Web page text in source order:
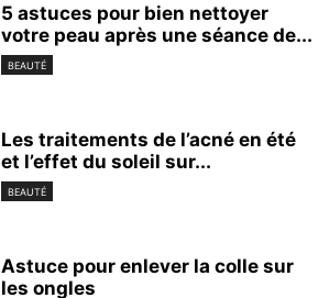
5 astuces pour bien nettoyer
votre peau après une séance de...
BEAUTÉ
Les traitements de l’acné en été
et l’effet du soleil sur...
BEAUTÉ
Astuce pour enlever la colle sur
les ongles